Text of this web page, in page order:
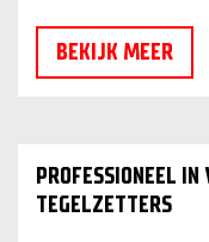
BEKIJK MEER
PROFESSIONEEL
TEGELZETTERS